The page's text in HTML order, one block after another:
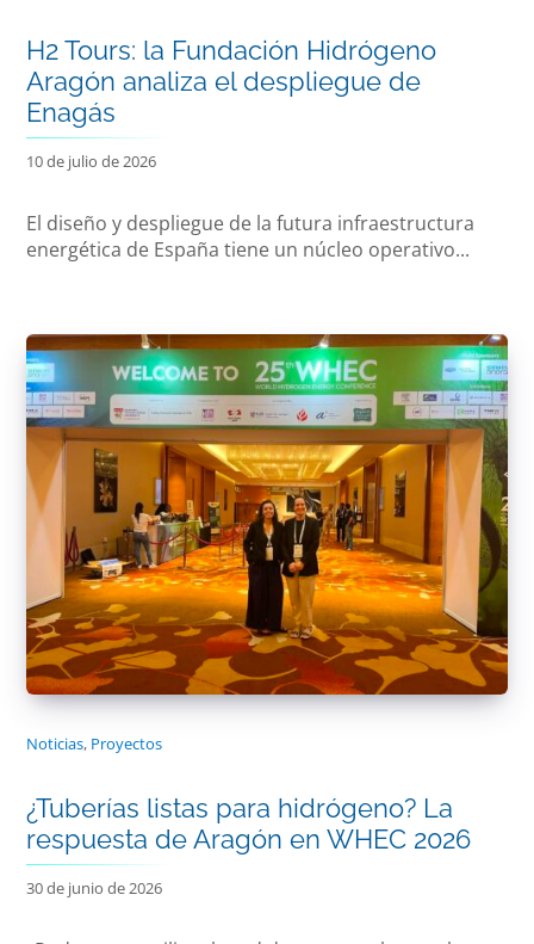
H2 Tours: la Fundación Hidrógeno
Aragón analiza el despliegue de
Enagás
10 de julio de 2026
El diseño y despliegue de la futura infraestructura
energética de España tiene un núcleo operativo...
Noticias, Proyectos
¿Tuberías listas para hidrógeno? La
respuesta de Aragón en WHEC 2026
30 de junio de 2026